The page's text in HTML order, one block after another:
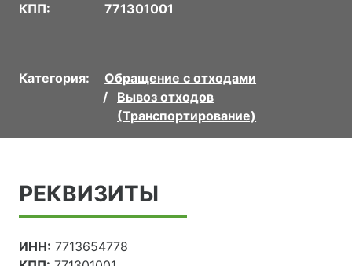
КПП:
771301001
Категория:
Обращение с отходами
Вывоз отходов
(Транспортирование)
РЕКВИЗИТЫ
ИНН: 7713654778